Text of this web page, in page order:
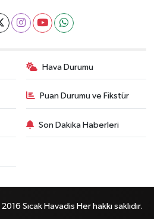
Hava Durumu
Puan Durumu ve Fikstür
Son Dakika Haberleri
Sıcak Havadis Her hakkı saklıdır.